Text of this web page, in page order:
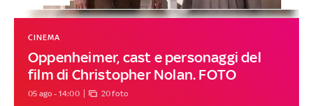
Oppenheimer, cast e personaggi del
film di Christopher Nolan. FOTO
CINEMA
05 ago - 14:00 20 foto